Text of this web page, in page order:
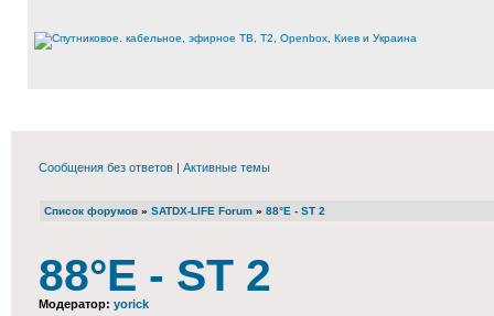
Сообщения без ответов | Активные темы
Список форумов » SATDX-LIFE Forum » 88°E - ST 2
88°E - ST 2
Модератор: yorick